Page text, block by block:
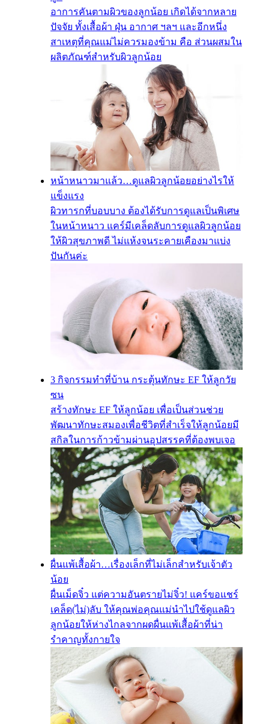
อาการคันตามผิวของลูกน้อย เกิดได้จากหลาย
ปัจจัย ทั้งเสื้อผ้า ฝุ่น อากาศ ฯลฯ และอีกหนึ่ง
สาเหตุที่คุณแม่ไม่ควรมองข้าม คือ ส่วนผสมใน
ผลิตภัณฑ์สำหรับผิวลูกน้อย
หน้าหนาวมาแล้ว…ดูแลผิวลูกน้อยอย่างไรให้
แข็งแรง
ผิวทารกที่บอบบาง ต้องได้รับการดูแลเป็นพิเศษ
ในหน้าหนาว แคร์มีเคล็ดลับการดูแลผิวลูกน้อย
ให้ผิวสุขภาพดี ไม่แห้งจนระคายเคืองมาแบ่ง
ปันกันค่ะ
3 กิจกรรมทำที่บ้าน กระตุ้นทักษะ EF ให้ลูกวัย
ซน
สร้างทักษะ EF ให้ลูกน้อย เพื่อเป็นส่วนช่วย
พัฒนาทักษะสมองเพื่อชีวิตที่สำเร็จให้ลูกน้อยมี
สกิลในการก้าวข้ามผ่านอุปสรรคที่ต้องพบเจอ
ผื่นแพ้เสื้อผ้า…เรื่องเล็กที่ไม่เล็กสำหรับเจ้าตัว
น้อย
ผื่นเม็ดจิ๋ว แต่ความอันตรายไม่จิ๋ว! แคร์ขอแชร์
เคล็ด(ไม่)ลับ ให้คุณพ่อคุณแม่นำไปใช้ดูแลผิว
ลูกน้อยให้ห่างไกลจากผดผื่นแพ้เสื้อผ้าที่น่า
รำคาญทั้งกายใจ